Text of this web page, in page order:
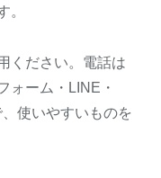
。
ください。電話は
ォーム・LINE・
使いやすいものを